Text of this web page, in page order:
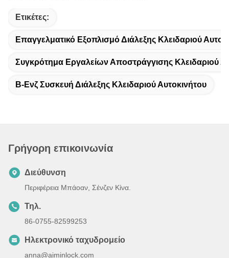
Ετικέτες:
Επαγγελματικό Εξοπλισμό Διάλεξης Κλειδαριού
Συγκρότημα Εργαλείων Αποστράγγισης Κλειδαριού
Β-Ενζ Συσκευή Διάλεξης Κλειδαριού Αυτοκινήτου
Γρήγορη επικοινωνία
Διεύθυνση
Περιφέρεια Μπάοαν, Σένζεν Κίνα.
Τηλ.
86-0755-82599253
Ηλεκτρονικό ταχυδρομείο
anna@aiminlock.com